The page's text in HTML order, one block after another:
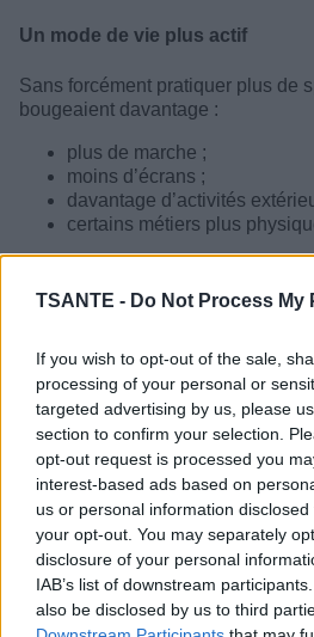
TSANTE - Do Not Process
If you wish to opt-out of the sale,
processing of your personal or
targeted advertising by us, please
section to confirm your selection.
opt-out request is processed you
interest-based ads based on
us or personal information
your opt-out. You may separately
disclosure of your personal
IAB’s list of downstream
also be disclosed by us to third
Un mode de vie plus actif
Sans forcément pratiquer plus de
bougeaient davantage :
plus de marche ;
moins d’écrans ;
davantage d’activités
certains métiers plus
“invisible” joue un rôle important
La sédentarité moderne